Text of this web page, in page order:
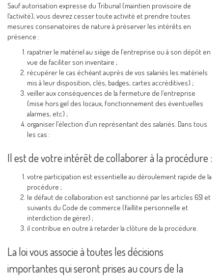
Sauf autorisation expresse du Tribunal (maintien provisoire de
l’activité), vous devrez cesser toute activité et prendre toutes
mesures conservatoires de nature à préserver les intérêts en
présence :
rapatrier le matériel au siège de l’entreprise ou à son dépôt en
vue de faciliter son inventaire ;
récupérer le cas échéant auprès de vos salariés les matériels
mis à leur disposition, clés, badges, cartes accréditives) ;
veiller aux conséquences de la fermeture de l’entreprise
(mise hors gel des locaux, fonctionnement des éventuelles
alarmes, etc) ;
organiser l’élection d’un représentant des salariés. Dans tous
les cas :
Il est de votre intérêt de collaborer à la procédure :
votre participation est essentielle au déroulement rapide de la
procédure ;
le défaut de collaboration est sanctionné par les articles 651 et
suivants du Code de commerce (faillite personnelle et
interdiction de gérer) ;
il contribue en outre à retarder la clôture de la procédure.
La loi vous associe à toutes les décisions
importantes qui seront prises au cours de la